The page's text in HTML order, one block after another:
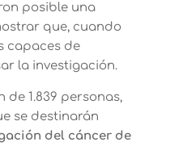
posible una
que, cuando
capaces de
la investigación.
1.839 personas,
se destinarán
del cáncer de